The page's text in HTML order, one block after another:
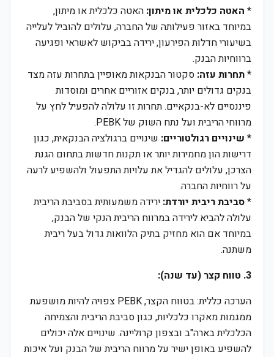
* האטה כלכלית או מיתון: האטה כלכלית או מיתון,
במיוחד באזור פעילותה של החברה, עלולים להוביל לעלייה
בשיעורי חדלות הפירעון, ירידה בביקוש לאשראי ופגיעה
ברווחיות הבנק.
*תחרות עזה: סקטור הבנקאות מאופיין בתחרות עזה מצד
בנקים גדולים יותר, בנקים אזוריים אחרים ומוסדות
פיננסיים לא-בנקאיים. תחרות זו עלולה להפעיל לחץ על
מרווחי הריבית ועל נתח השוק של PEBK.
* שינויים רגולטוריים: שינויים ברגולציה הבנקאית, כגון
דרישות הון מחמירות יותר או תקנות חדשות בתחום הגנת
הצרכן, עלולים להגדיל את עלויות התפעול ולהשפיע לרעה
על רווחיות החברה.
*סביבת ריבית יורדת: ירידה משמעותית בסביבת הריבית
עלולה להביא לירידה במרווח הריבית הנקי של הבנק,
במיוחד אם הוא מחזיק בתיק הלוואות גדול בעל ריבית
משתנה.
3. טווח קצר (עד שנה):
הערכה כללית: בטווח הקצר, PEBK צפויה להיות מושפעת
ממגמות מאקרו כלכליות, כגון סביבת הריבית והצמיחה
הכלכלית בארה"ב ובצפון קרוליינה. שינויים אלה יכולים
להשפיע באופן ישיר על מרווח הריבית של הבנק ועל איכות